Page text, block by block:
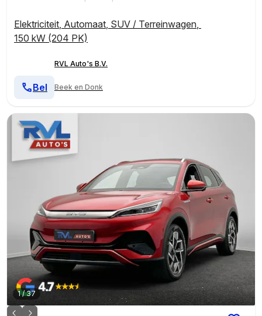
Elektriciteit, Automaat, SUV / Terreinwagen,
150 kW (204 PK)
RVL Auto's B.V.
Beek en Donk
Bel
1/37